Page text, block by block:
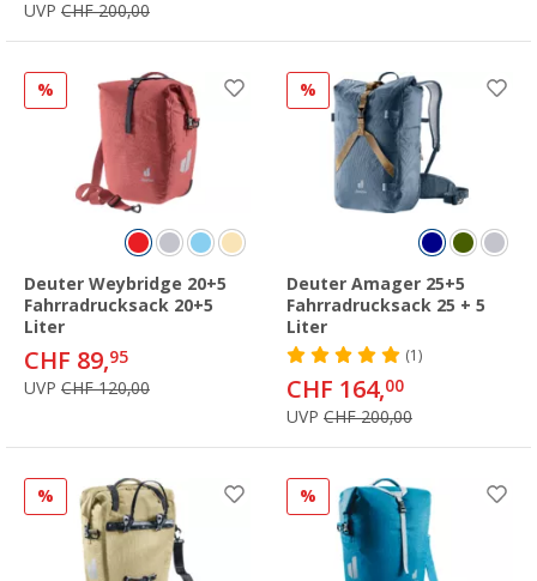
UVP CHF 200,00
%
Deuter Weybridge 20+5
Fahrradrucksack 20+5
Liter
CHF 89,95
UVP CHF 120,00
%
Deuter Amager 25+5
Fahrradrucksack 25 + 5
Liter
(1)
CHF 164,00
UVP CHF 200,00
% %